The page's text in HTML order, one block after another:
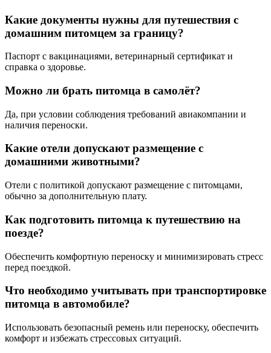
Какие документы нужны для путешествия с
домашним питомцем за границу?
Паспорт с вакцинациями, ветеринарный сертификат и
справка о здоровье.
Можно ли брать питомца в самолёт?
Да, при условии соблюдения требований авиакомпании и
наличия переноски.
Какие отели допускают размещение с
домашними животными?
Отели с политикой допускают размещение с питомцами,
обычно за дополнительную плату.
Как подготовить питомца к путешествию на
поезде?
Обеспечить комфортную переноску и минимизировать стресс
перед поездкой.
Что необходимо учитывать при транспортировке
питомца в автомобиле?
Использовать безопасный ремень или переноску, обеспечить
комфорт и избежать стрессовых ситуаций.